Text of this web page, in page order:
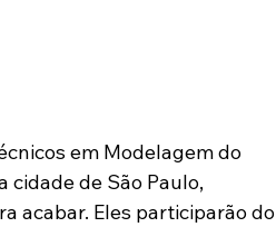
em Modelagem do
cidade de São Paulo,
acabar. Eles participarão do